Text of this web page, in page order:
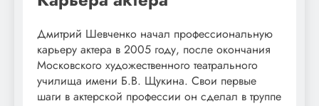
Дмитрий Шевченко начал профессиональную
карьеру актера в 2005 году, после окончания
Московского художественного театрального
училища имени Б.В. Щукина. Свои первые
шаги в актерской профессии он сделал в труппе